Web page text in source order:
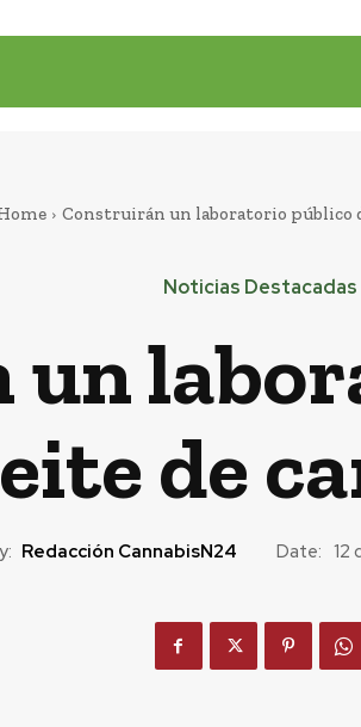
Construirán un laboratorio público
Noticias Destacadas
de
Redacción CannabisN24 Date: 12